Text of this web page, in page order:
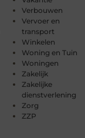
Verbouwen
Vervoer en
transport
Winkelen
Woning en Tuin
Woningen
Zakelijk
Zakelijke
dienstverlening
Zorg
ZZP